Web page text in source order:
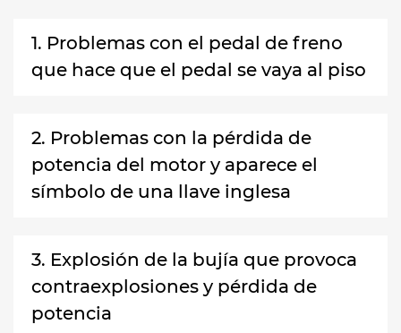
1. Problemas con el pedal de freno
que hace que el pedal se vaya al piso
2. Problemas con la pérdida de
potencia del motor y aparece el
símbolo de una llave inglesa
3. Explosión de la bujía que provoca
contraexplosiones y pérdida de
potencia